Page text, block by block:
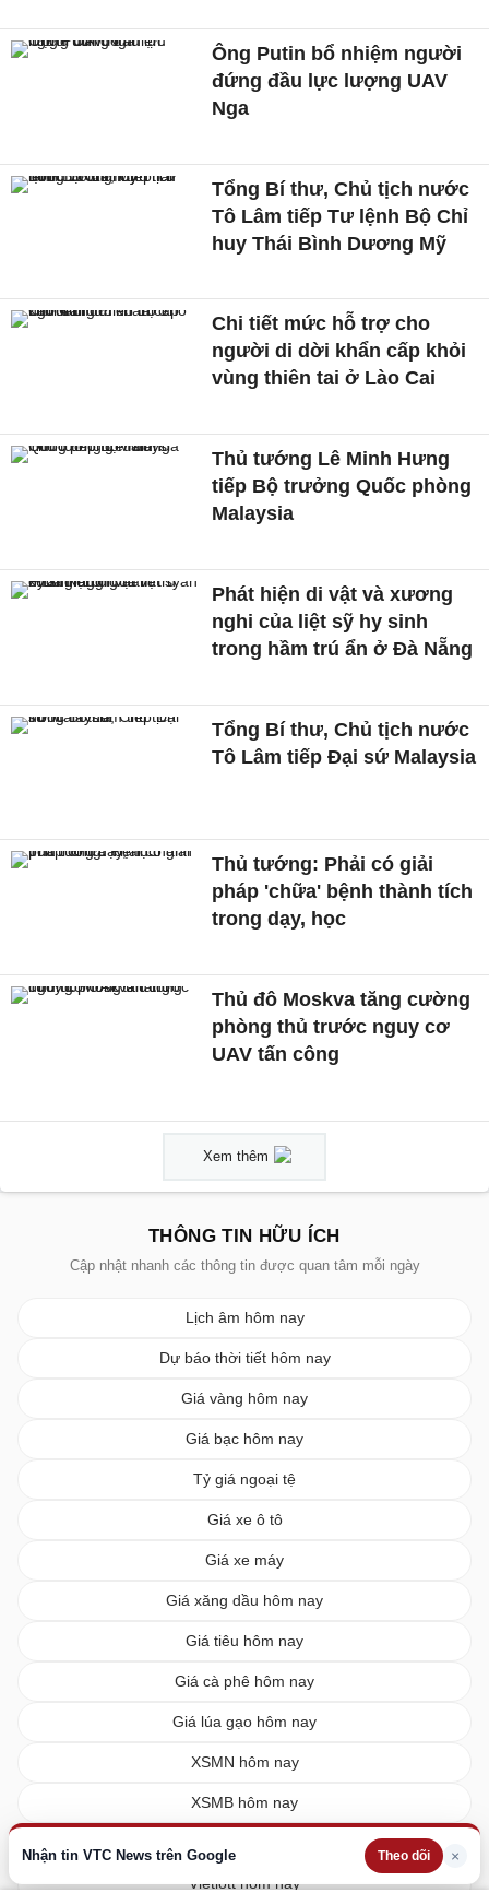
Nhận tin VTC News trên Google Theo dõi ×
Ông Putin bổ nhiệm người
đứng đầu lực lượng UAV
Nga
Tổng Bí thư, Chủ tịch nước
Tô Lâm tiếp Tư lệnh Bộ Chỉ
huy Thái Bình Dương Mỹ
Chi tiết mức hỗ trợ cho
người di dời khẩn cấp khỏi
vùng thiên tai ở Lào Cai
Thủ tướng Lê Minh Hưng
tiếp Bộ trưởng Quốc phòng
Malaysia
Phát hiện di vật và xương
nghi của liệt sỹ hy sinh
trong hầm trú ẩn ở Đà Nẵng
Tổng Bí thư, Chủ tịch nước
Tô Lâm tiếp Đại sứ Malaysia
Thủ tướng: Phải có giải
pháp 'chữa' bệnh thành tích
trong dạy, học
Thủ đô Moskva tăng cường
phòng thủ trước nguy cơ
UAV tấn công
Xem thêm
THÔNG TIN HỮU ÍCH
Cập nhật nhanh các thông tin được quan tâm mỗi ngày
Lịch âm hôm nay
Dự báo thời tiết hôm nay
Giá vàng hôm nay
Giá bạc hôm nay
Tỷ giá ngoại tệ
Giá xe ô tô
Giá xe máy
Giá xăng dầu hôm nay
Giá tiêu hôm nay
Giá cà phê hôm nay
Giá lúa gạo hôm nay
XSMN hôm nay
XSMB hôm nay
Vietlott hôm nay